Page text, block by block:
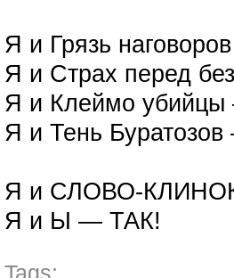
Я и Грязь
Я и Страх перед
Я и Клеймо
Я и Тень
Я и СЛОВО-
Я и Ы — ТАК!
Tags: